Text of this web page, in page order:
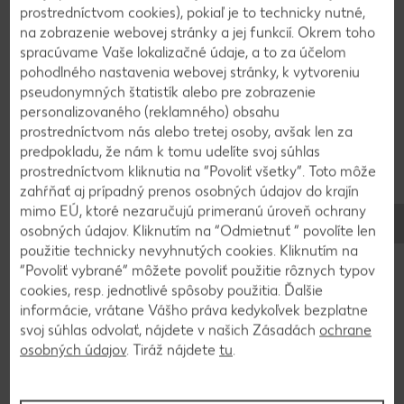
2
Cream cheese rozmixujeme s kyslou smotanou,
vajíčkami, cukrom, javorovým sirupom a mletou
škoricou. Zmes vylejeme na sušienky a pečieme
pri 160°C cca 50 minút. Po pol hodinke pravidelne
kontrolujeme, ak začne chceesecake hnednúť,
prípadne praskať, treba s ním zatriasť. Po upečení
necháme vychladnúť a uložíme na noc do
chladničky.
3
Cukor nasypeme do hrnca, zalejeme vodou, ale
nemiešame. Na miernom plameni ho bez
miešania necháme rozpustiť približne 10 minút.
prostredníctvom cookies), pokiaľ je to technicky nutné,
na zobrazenie webovej stránky a jej funkcií. Okrem toho
spracúvame Vaše lokalizačné údaje, a to za účelom
pohodlného nastavenia webovej stránky, k vytvoreniu
pseudonymných štatistík alebo pre zobrazenie
personalizovaného (reklamného) obsahu
prostredníctvom nás alebo tretej osoby, avšak len za
predpokladu, že nám k tomu udelíte svoj súhlas
prostredníctvom kliknutia na “Povoliť všetky”. Toto môže
zahŕňať aj prípadný prenos osobných údajov do krajín
mimo EÚ, ktoré nezaručujú primeranú úroveň ochrany
osobných údajov. Kliknutím na “Odmietnuť ” povolíte len
použitie technicky nevyhnutých cookies. Kliknutím na
“Povoliť vybrané” môžete povoliť použitie rôznych typov
cookies, resp. jednotlivé spôsoby použitia. Ďalšie
informácie, vrátane Vášho práva kedykoľvek bezplatne
svoj súhlas odvolať, nájdete v našich Zásadách ochrane
osobných údajov. Tiráž nájdete tu.